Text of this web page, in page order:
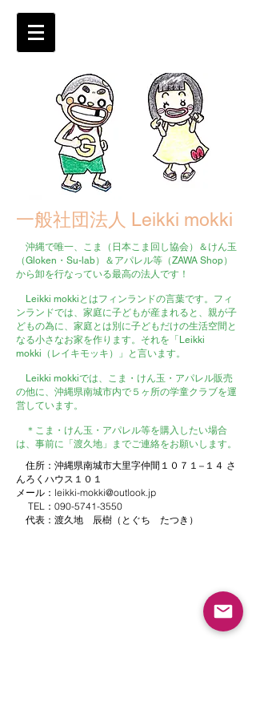
一般社団法人 Leikki mokki
沖縄で唯一、こま（日本こま回し協会）＆けん玉
（Gloken・Su-lab）＆アパレル等（ZAWA Shop）
から卸を行なっている最高の法人です！
Leikki mokkiとはフィンランドの言葉です。フィ
ンランドでは、家庭に子どもが産まれると、親が子
どもの為に、家庭とは別に子どもだけの生活空間と
なる小さなお家を作ります。それを「Leikki
mokki（レイキモッキ）」と言います。
Leikki mokkiでは、こま・けん玉・アパレル販売
の他に、沖縄県南城市内で５ヶ所の学童クラブを運
営しています。
＊こま・けん玉・アパレル等を購入したい場合
は、事前に「渡久地」までご連絡をお願いします。
住所：沖縄県南城市大里字仲間１０７１−１４ さ
んろくハウス１０１
メール： leikki-mokki@outlook.jp
TEL：090-5741-3550
代表：渡久地 辰樹（とぐち たつき）